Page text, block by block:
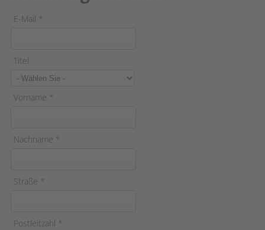
E-Mail *
Titel
Vorname *
Nachname *
Straße *
Postleitzahl *